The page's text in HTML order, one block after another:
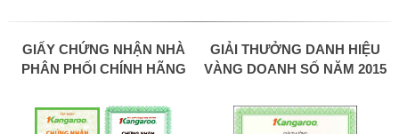
GIẤY CHỨNG NHẬN NHÀ
PHÂN PHỐI CHÍNH HÃNG
GIẢI THƯỞNG DANH HIỆU
VÀNG DOANH SỐ NĂM 2015